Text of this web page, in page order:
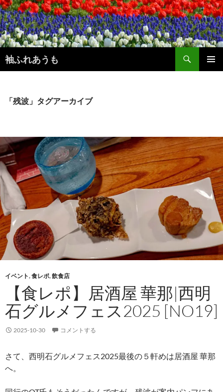
コ
ン
テ
ン
ツ
へ
袖ふれあうも
検
索
「残波」タグアーカイブ
イベント,食レポ,飲食店
【食レポ】居酒屋 華那|西明
石グルメフェス2025 [NO19]
2025-10-30 コメントする
さて、西明石グルメフェス2025最後の５軒めは居酒屋 華那
へ。